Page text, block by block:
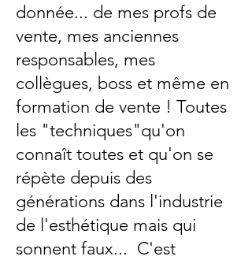
donnée... de mes profs de
vente, mes anciennes
responsables, mes
collègues, boss et même en
formation de vente ! Toutes
les "techniques"qu'on
connaît toutes et qu'on se
répète depuis des
générations dans l'industrie
de l'esthétique mais qui
sonnent faux... C'est